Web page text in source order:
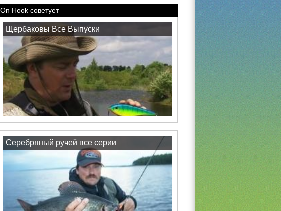
On Hook советует
Щербаковы Все Выпуски
Серебряный ручей все серии